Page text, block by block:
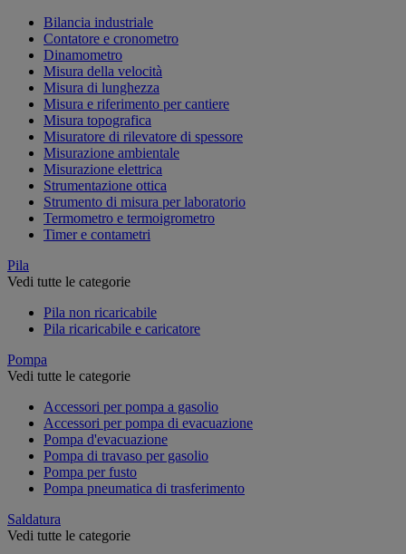
Bilancia industriale
Contatore e cronometro
Dinamometro
Misura della velocità
Misura di lunghezza
Misura e riferimento per cantiere
Misura topografica
Misuratore di rilevatore di spessore
Misurazione ambientale
Misurazione elettrica
Strumentazione ottica
Strumento di misura per laboratorio
Termometro e termoigrometro
Timer e contametri
Pila
Vedi tutte le categorie
Pila non ricaricabile
Pila ricaricabile e caricatore
Pompa
Vedi tutte le categorie
Accessori per pompa a gasolio
Accessori per pompa di evacuazione
Pompa d'evacuazione
Pompa di travaso per gasolio
Pompa per fusto
Pompa pneumatica di trasferimento
Saldatura
Vedi tutte le categorie